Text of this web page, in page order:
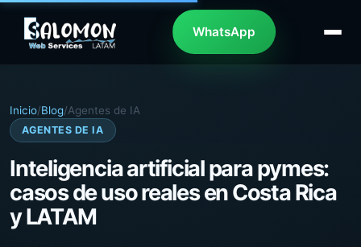
WhatsApp
Inicio/Blog/Agentes de IA
AGENTES DE IA
Inteligencia artificial para pymes:
casos de uso reales en Costa Rica
y LATAM